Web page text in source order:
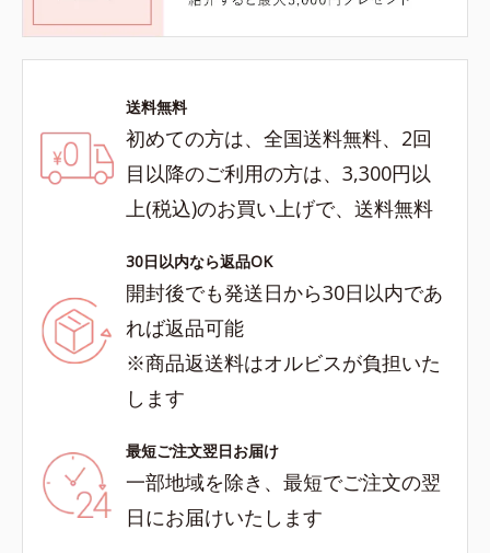
送料無料
初めての方は、全国送料無料、2回
目以降のご利用の方は、3,300円以
上(税込)のお買い上げで、送料無料
30日以内なら返品OK
開封後でも発送日から30日以内であ
れば返品可能
※商品返送料はオルビスが負担いた
します
最短ご注文翌日お届け
一部地域を除き、最短でご注文の翌
日にお届けいたします